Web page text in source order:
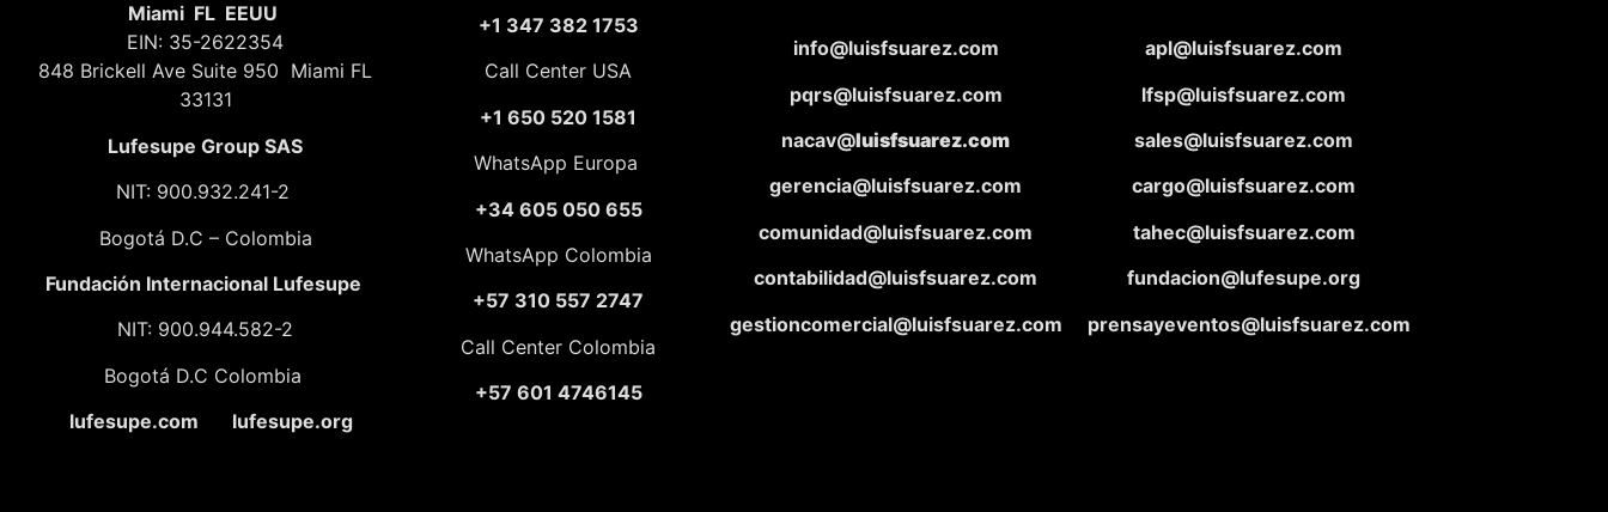
Miami FL EEUU
EIN: 35-2622354
848 Brickell Ave Suite 950 Miami FL
33131
Lufesupe Group SAS
NIT: 900.932.241-2
Bogotá D.C – Colombia
Fundación Internacional Lufesupe
NIT: 900.944.582-2
Bogotá D.C Colombia
lufesupe.com lufesupe.org
+1 347 382 1753
Call Center USA
+1 650 520 1581
WhatsApp Europa
+34 605 050 655
WhatsApp Colombia
+57 310 557 2747
Call Center Colombia
+57 601 4746145
info@luisfsuarez.com
pqrs@luisfsuarez.com
nacav@luisfsuarez.com
gerencia@luisfsuarez.com
comunidad@luisfsuarez.com
contabilidad@luisfsuarez.com
gestioncomercial@luisfsuarez.com
apl@luisfsuarez.com
lfsp@luisfsuarez.com
sales@luisfsuarez.com
cargo@luisfsuarez.com
tahec@luisfsuarez.com
fundacion@lufesupe.org
prensayeventos@luisfsuarez.com